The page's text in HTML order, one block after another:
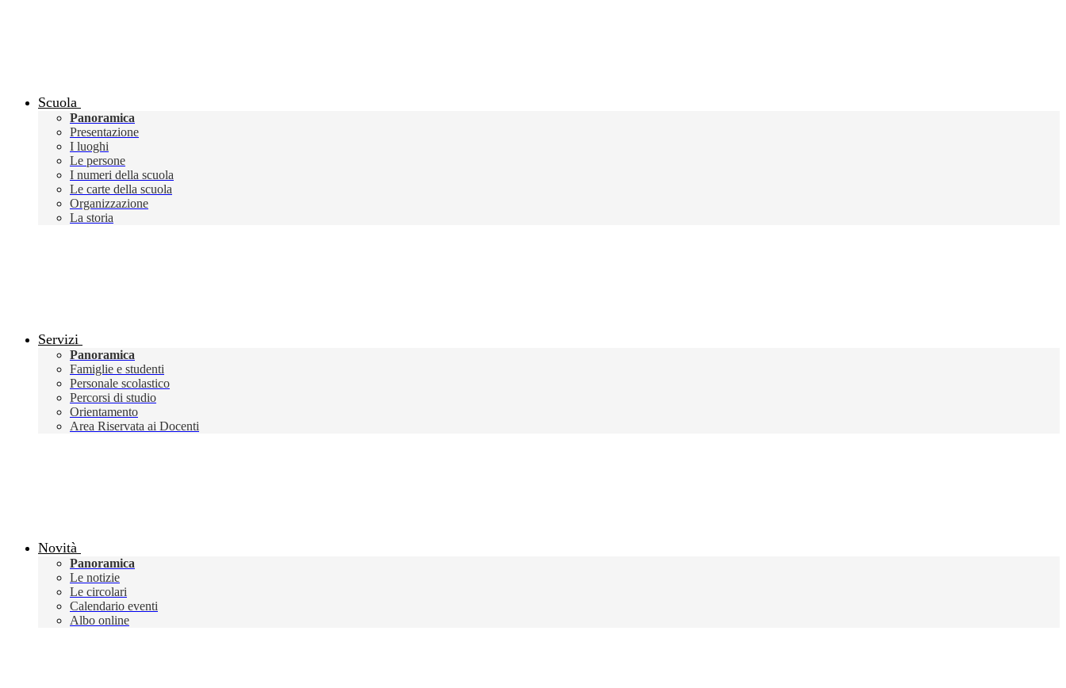
Scuola
Panoramica
Presentazione
I luoghi
Le persone
I numeri della scuola
Le carte della scuola
Organizzazione
La storia
Servizi
Panoramica
Famiglie e studenti
Personale scolastico
Percorsi di studio
Orientamento
Area Riservata ai Docenti
Novità
Panoramica
Le notizie
Le circolari
Calendario eventi
Albo online